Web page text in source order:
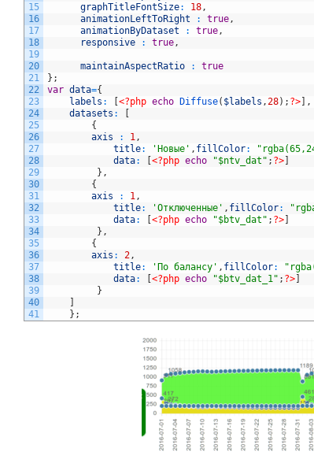
15
16
17
18
19
20
21
22
23
24
25
26
27
28
29
30
31
32
33
34
35
36
37
38
39
40
41
graphTitleFontSize: 18,
animationLeftToRight
: true,
animationByDataset
: true,
responsive
: true,
maintainAspectRatio :
true
} ;
var data={
labels : [<?php echo Diffuse( $labels ,28) ; ?>
,
datasets :
{
axis
: 1,
title: 'Новые' , fillColor:
data: [<?php echo "$ntv_dat" ; ?>
} ,
{
axis
: 1,
title: 'Отключенные' , fillColor:
data: [<?php echo "$btv_dat" ; ?>
} ,
{
axis : 2,
title: 'По балансу' , fillColor:
data: [<?php echo "$btv_dat_1" ; ?>
}
} ;